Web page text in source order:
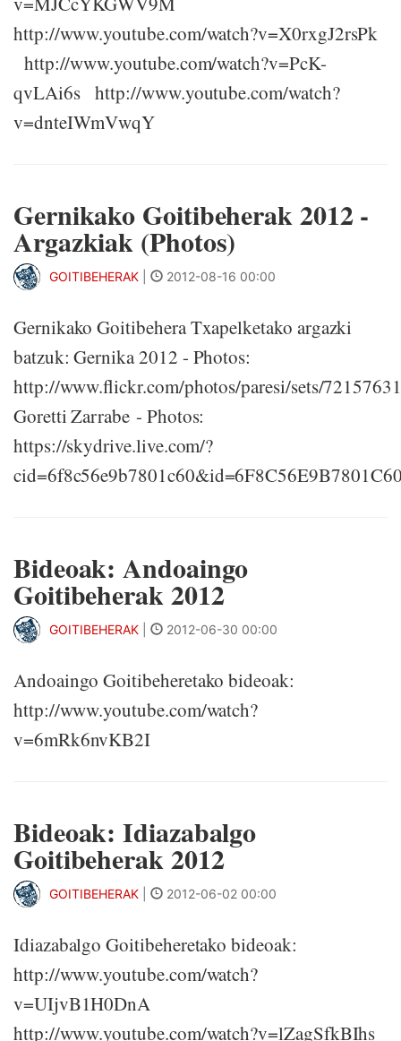
http://www.youtube.com/watch?v=X0rxgJ2rsPk
http://www.youtube.com/watch?v=PcK-
qvLAi6s http://www.youtube.com/watch?
v=dnteIWmVwqY
Gernikako Goitibeherak 2012 -
Argazkiak (Photos)
GOITIBEHERAK 2012-08-16 00:00
Gernikako Goitibehera Txapelketako argazki
batzuk: Gernika 2012 - Photos:
http://www.flickr.com/photos/paresi/sets/
Goretti Zarrabe - Photos:
https://skydrive.live.com/?
Bideoak: Andoaingo
Goitibeherak 2012
GOITIBEHERAK 2012-06-30 00:00
Andoaingo Goitibeheretako bideoak:
http://www.youtube.com/watch?
v=6mRk6nvKB2I
Bideoak: Idiazabalgo
Goitibeherak 2012
GOITIBEHERAK 2012-06-02 00:00
Idiazabalgo Goitibeheretako bideoak:
http://www.youtube.com/watch?
v=UIjvB1H0DnA
http://www.youtube.com/watch?v=lZagSfkBIhs